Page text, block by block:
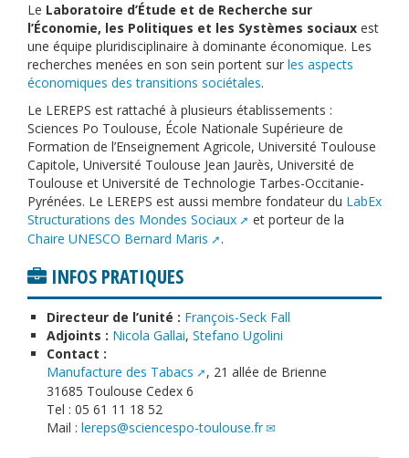
Le Laboratoire d’Étude et de Recherche sur
l’Économie, les Politiques et les Systèmes sociaux est
une équipe pluridisciplinaire à dominante économique. Les
recherches menées en son sein portent sur les aspects
économiques des transitions sociétales.
Le LEREPS est rattaché à plusieurs établissements :
Sciences Po Toulouse, École Nationale Supérieure de
Formation de l’Enseignement Agricole, Université Toulouse
Capitole, Université Toulouse Jean Jaurès, Université de
Toulouse et Université de Technologie Tarbes-Occitanie-
Pyrénées. Le LEREPS est aussi membre fondateur du LabEx
Structurations des Mondes Sociaux
et porteur de la
Chaire UNESCO Bernard Maris
.
INFOS PRATIQUES
Directeur de l’unité : François-Seck Fall
Adjoints : Nicola Gallai, Stefano Ugolini
Contact :
Manufacture des Tabacs
, 21 allée de Brienne
31685 Toulouse Cedex 6
Tel : 05 61 11 18 52
Mail : lereps@sciencespo-toulouse.fr